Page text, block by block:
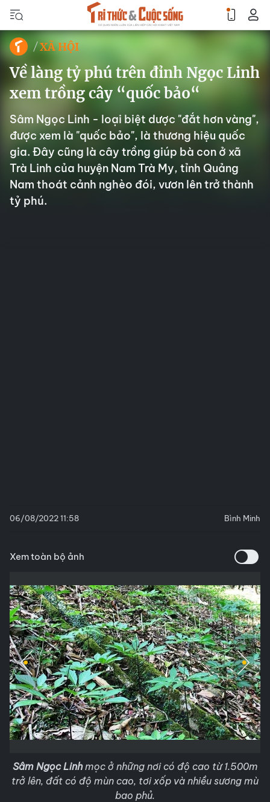
XÃ HỘI
Về làng tỷ phú trên đỉnh Ngọc Linh
xem trồng cây “quốc bảo“
Sâm Ngọc Linh - loại biệt dược "đắt hơn vàng",
được xem là "quốc bảo", là thương hiệu quốc
gia. Đây cũng là cây trồng giúp bà con ở xã
Trà Linh của huyện Nam Trà My, tỉnh Quảng
Nam thoát cảnh nghèo đói, vươn lên trở thành
tỷ phú.
06/08/2022 11:58 Bình Minh
Xem toàn bộ ảnh
Sâm Ngọc Linhmọc ở những nơi có độ cao từ 1.500m
trở lên, đất có độ mùn cao, tơi xốp và nhiều sương mù
bao phủ.